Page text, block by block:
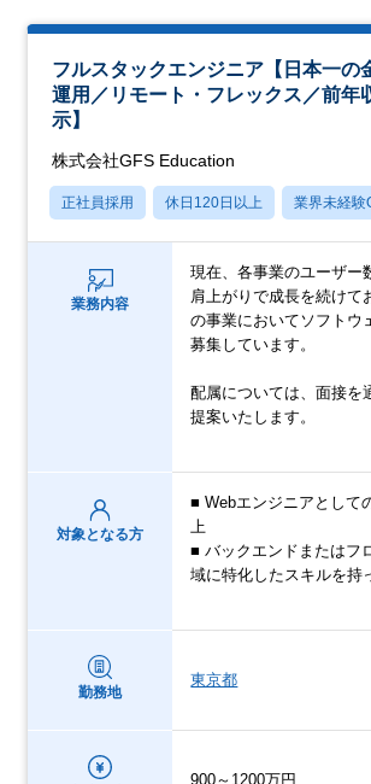
フルスタックエンジニア【日本一の
運用／リモート・フレックス／前年
示】
株式会社GFS Education
正社員採用 休日120日以上 業界未経験
業務内容
現在、各事業のユーザー
肩上がりで成長を続けて
の事業においてソフトウ
募集しています。
配属については、面接を
提案いたします。
対象となる方
■ Webエンジニアとして
上
■ バックエンドまたはフ
域に特化したスキルを持
勤務地
東京都
900～1200万円